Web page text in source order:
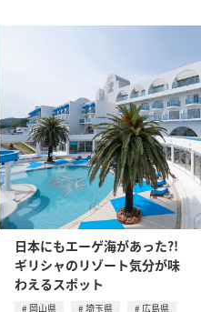
日本にもエーゲ海があった?!
ギリシャのリゾート気分が味
わえるスポット
岡山県 埼玉県
広島県